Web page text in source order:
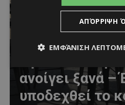
Η αγαπημένη
ανοίγει ξανά –
υποδεχθεί το
ΑΠΌΡΡΙΨΗ
ΕΜΦΆΝΙΣΗ